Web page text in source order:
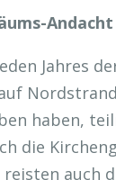
Jahres
haben,
die
reisten auch